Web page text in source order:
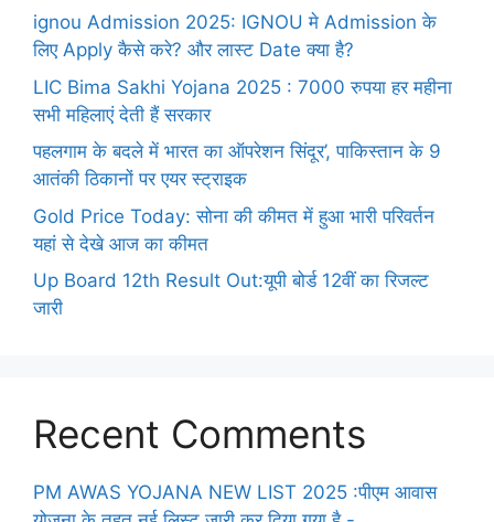
ignou Admission 2025: IGNOU मे Admission के
लिए Apply कैसे करे? और लास्ट Date क्या है?
LIC Bima Sakhi Yojana 2025 : 7000 रुपया हर महीना
सभी महिलाएं देती हैं सरकार
पहलगाम के बदले में भारत का ऑपरेशन सिंदूर’, पाकिस्तान के 9
आतंकी ठिकानों पर एयर स्ट्राइक
Gold Price Today: सोना की कीमत में हुआ भारी परिवर्तन
यहां से देखे आज का कीमत
Up Board 12th Result Out:यूपी बोर्ड 12वीं का रिजल्ट
जारी
Recent Comments
PM AWAS YOJANA NEW LIST 2025 :पीएम आवास